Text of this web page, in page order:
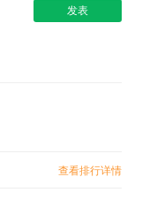
查看排行详情